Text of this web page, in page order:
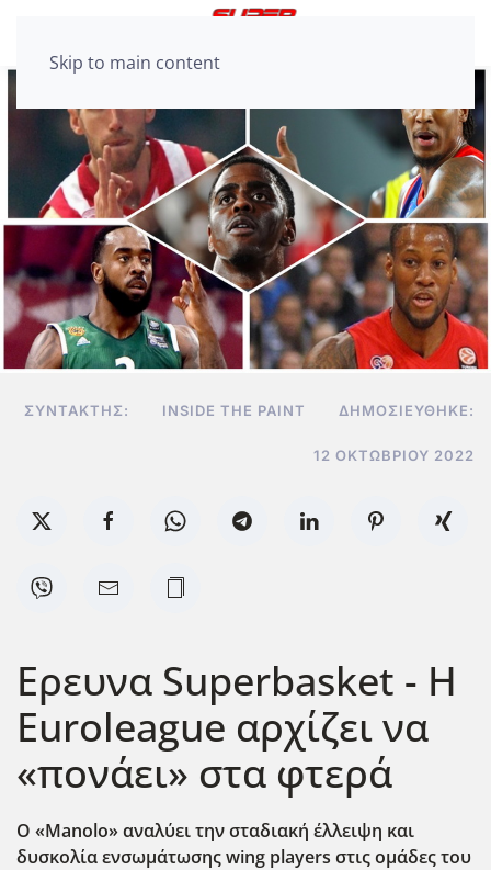
Skip to main content
ΣΥΝΤΆΚΤΗΣ: INSIDE THE PAINT ΔΗΜΟΣΙΕΎΘΗΚΕ:
12 ΟΚΤΩΒΡΊΟΥ 2022
Ερευνα Superbasket - H
Euroleague αρχίζει να
«πονάει» στα φτερά
Ο «Manolo» αναλύει την σταδιακή έλλειψη και
δυσκολία ενσωμάτωσης wing players στις ομάδες του